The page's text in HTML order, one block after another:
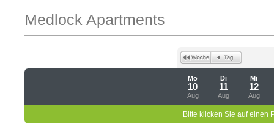
Medlock Apartments
Mo
10
Aug
Di
11
Aug
Mi
12
Aug
Bitte klicken Sie auf einen